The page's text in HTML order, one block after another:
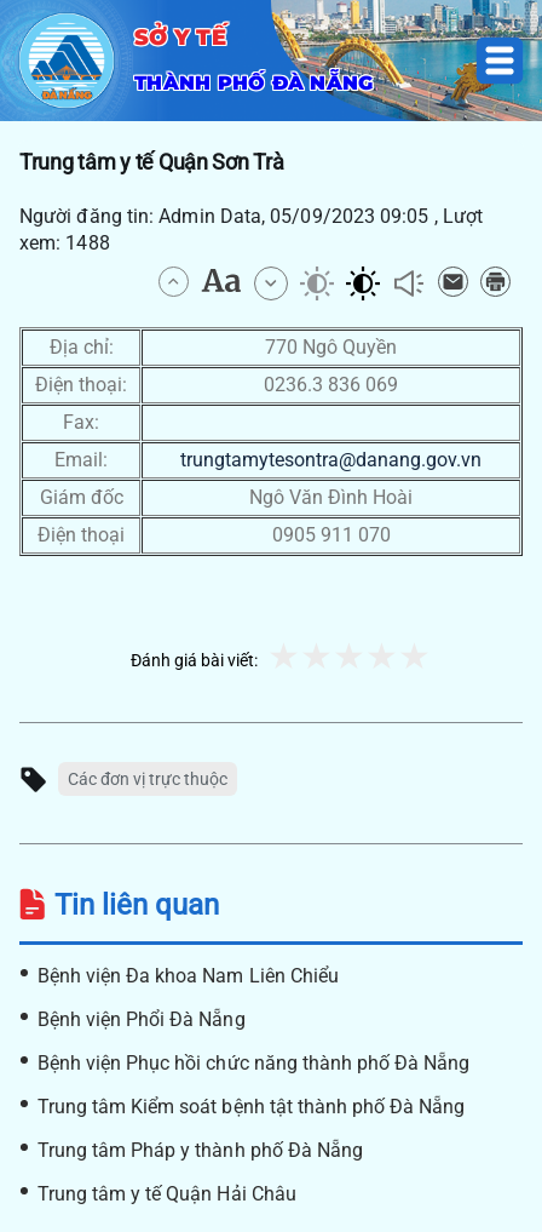
SỞ Y TẾ
THÀNH PHỐ ĐÀ NẴNG
Trung tâm y tế Quận Sơn Trà
Người đăng tin: Admin Data, 05/09/2023 09:05 , Lượt
xem: 1488
Địa chỉ:
770 Ngô Quyền
Điện thoại:
0236.3 836 069
Fax:
Email:
trungtamytesontra@danang.gov.vn
Giám đốc
Ngô Văn Đình Hoài
Điện thoại
0905 911 070
Đánh giá bài viết:
Các đơn vị trực thuộc
Tin liên quan
Bệnh viện Đa khoa Nam Liên Chiểu
Bệnh viện Phổi Đà Nẵng
Bệnh viện Phục hồi chức năng thành phố Đà Nẵng
Trung tâm Kiểm soát bệnh tật thành phố Đà Nẵng
Trung tâm Pháp y thành phố Đà Nẵng
Trung tâm y tế Quận Hải Châu